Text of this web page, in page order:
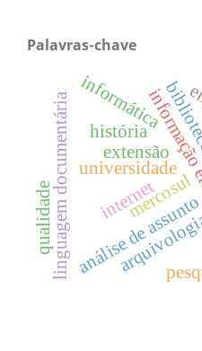
Palavras-chave
mercosul
internet
análise de assunto
linguagem documentária história
informática
universidade
extensão
qualidade